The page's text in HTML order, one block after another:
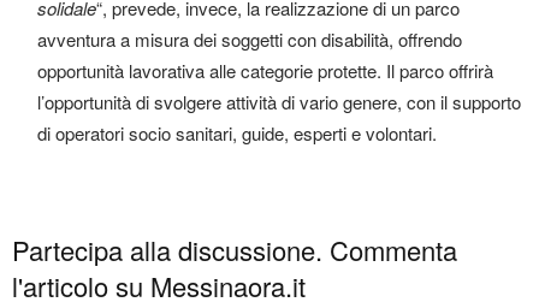
solidale“, prevede, invece, la realizzazione di un parco
avventura a misura dei soggetti con disabilità, offrendo
opportunità lavorativa alle categorie protette. Il parco offrirà
l’opportunità di svolgere attività di vario genere, con il supporto
di operatori socio sanitari, guide, esperti e volontari.
Partecipa alla discussione. Commenta
l'articolo su Messinaora.it